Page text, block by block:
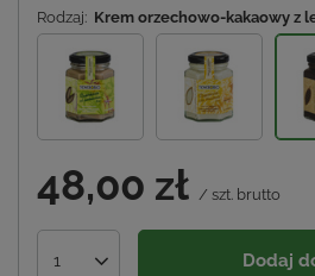
Rodzaj: Krem orzechowo-kakaowy z
48,00 zł / szt. brutto
1 Dodaj